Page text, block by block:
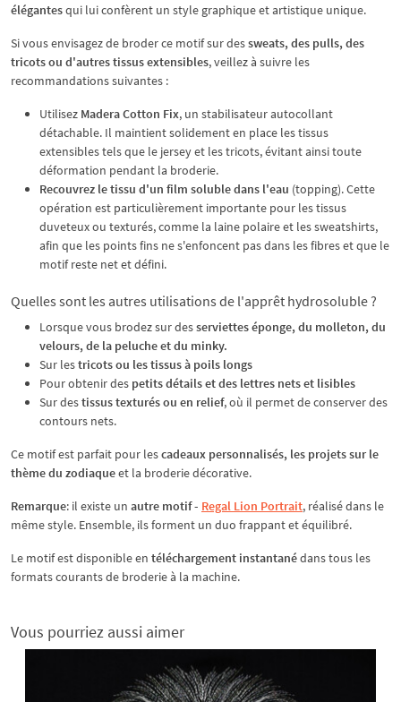
élégantesqui lui confèrent un style graphique et artistique unique.
Si vous envisagez de broder ce motif sur dessweats, des pulls, des
tricots ou d'autres tissus extensibles, veillez à suivre les
recommandations suivantes :
Utilisez Madera Cotton Fix, un stabilisateur autocollant
détachable. Il maintient solidement en place les tissus
extensibles tels que le jersey et les tricots, évitant ainsi toute
déformation pendant la broderie.
Recouvrez le tissu d'un film soluble dans l'eau (topping). Cette
opération est particulièrement importante pour les tissus
duveteux ou texturés, comme la laine polaire et les sweatshirts,
afin que les points fins ne s'enfoncent pas dans les fibres et que le
motif reste net et défini.
Quelles sont les autres utilisations de l'apprêt hydrosoluble ?
Lorsque vous brodez sur desserviettes éponge, du molleton, du
velours, de la peluche et du minky.
Sur lestricots ou les tissus à poils longs
Pour obtenir des petits détails et des lettres nets et lisibles
Sur destissus texturés ou en relief, où il permet de conserver des
contours nets.
Ce motif est parfait pour lescadeaux personnalisés, les projets sur le
thème du zodiaqueet la broderie décorative.
Remarque: il existe un autre motif - Regal Lion Portrait, réalisé dans le
même style. Ensemble, ils forment un duo frappant et équilibré.
Le motif est disponible en téléchargement instantanédans tous les
formats courants de broderie à la machine.
Vous pourriez aussi aimer